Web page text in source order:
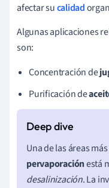
afectar sucalidad
Algunas aplicaciones
son:
Concentración de
Purificación de
Una de las áreas
pervaporaciónestá
desalinización. La